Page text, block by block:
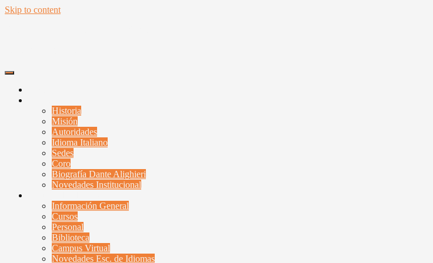
Skip to content
Historia
Misión
Autoridades
Idioma Italiano
Sedes
Coro
Biografía Dante Alighieri
Novedades Institucional
Información General
Cursos
Personal
Biblioteca
Campus Virtual
Novedades Esc. de Idiomas